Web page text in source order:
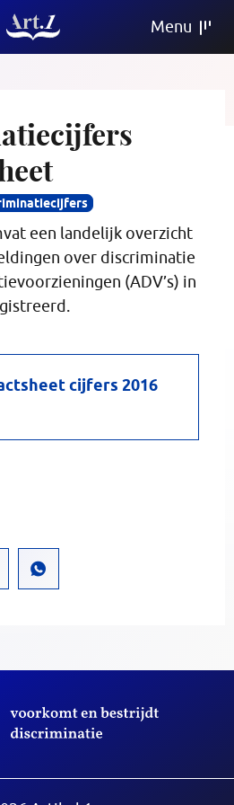
Menu
een landelijk overzicht
over discriminatie
(ADV’s) in
cijfers 2016